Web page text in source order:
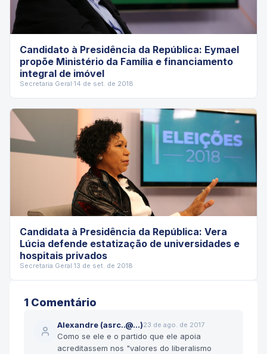
Candidato à Presidência da República: Eymael
propõe Ministério da Família e financiamento
integral de imóvel
Secretaria Geral·14 de set. de 2018
Candidata à Presidência da República: Vera
Lúcia defende estatização de universidades e
hospitais privados
Secretaria Geral·13 de set. de 2018
1 Comentário
Alexandre (asrc..@...)23 de ago. de 2017
Como se ele e o partido que ele apoia
acreditassem nos "valores do liberalismo